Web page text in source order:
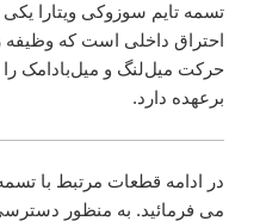
تسمه تایم سوزوکی ویتارا
احتراق داخلی است که
حرکت میل‌لنگ و میل‌بادامک
برعهده دارد.
در ادامه قطعات مرتبط با
می فرمائید. به منظور